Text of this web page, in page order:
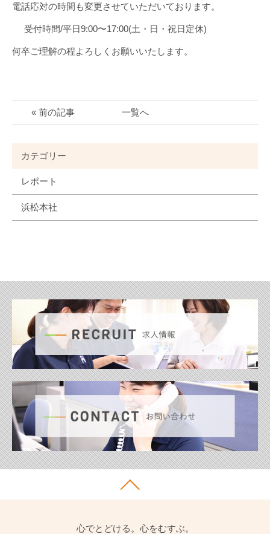
電話応対の時間も変更させていただいております。
受付時間/平日9:00〜17:00(土・日・祝日定休)
何卒ご理解の程よろしくお願いいたします。
« 前の記事 一覧へ
カテゴリー
レポート
浜松本社
心でとどける。心をむすぶ。